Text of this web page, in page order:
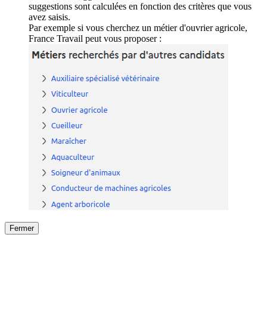
suggestions sont calculées en fonction des critères que vous
avez saisis.
Par exemple si vous cherchez un métier d'ouvrier agricole,
France Travail peut vous proposer :
Fermer